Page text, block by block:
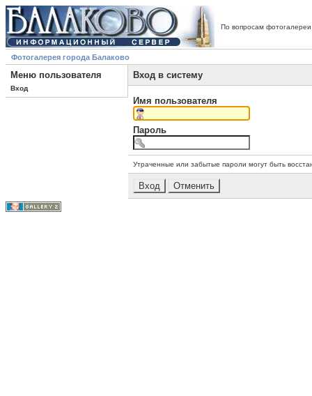
По вопросам
Фотогалерея города Балаково
Меню пользователя
Вход
Вход в систему
Имя пользователя
Пароль
Утраченные или забытые пароли могут быть